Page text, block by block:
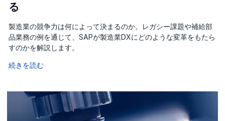
る
製造業の競争力は何によって決まるのか。レガシー課題や補給部
品業務の例を通じて、SAPが製造業DXにどのような変革をもたら
すのかを解説します。
続きを読む